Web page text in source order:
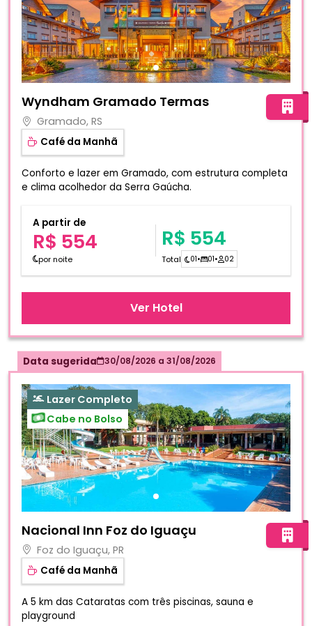
Wyndham Gramado Termas
Gramado, RS
Café da Manhã
Conforto e lazer em Gramado, com estrutura completa
e clima acolhedor da Serra Gaúcha.
A partir de
R$ 554
por noite
R$ 554
Total 01• 01• 02
Ver Hotel
Data sugerida 30/08/2026 a 31/08/2026
Lazer Completo
Cabe no Bolso
Nacional Inn Foz do Iguaçu
Foz do Iguaçu, PR
Café da Manhã
A 5 km das Cataratas com três piscinas, sauna e
playground